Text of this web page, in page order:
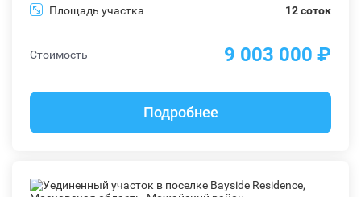
Площадь участка 12 соток
Стоимость 9 003 000 ₽
Подробнее